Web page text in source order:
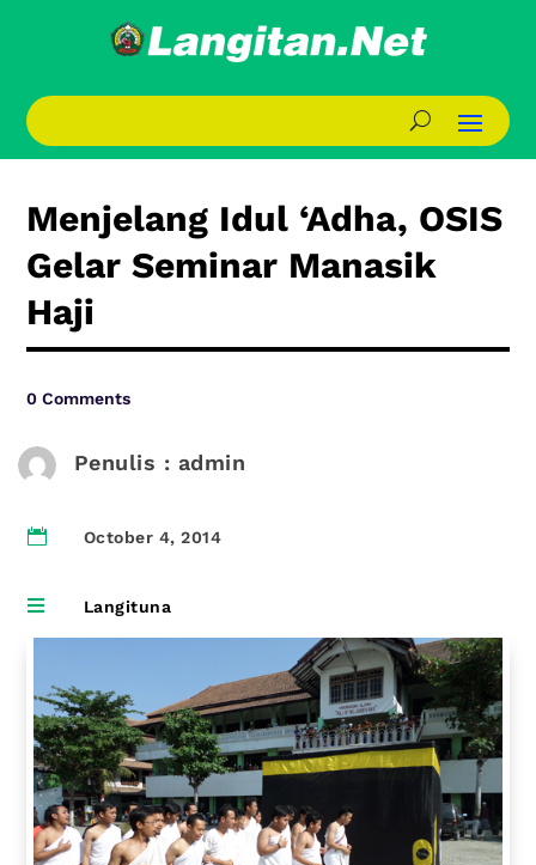
Menjelang Idul ‘Adha, OSIS
Gelar Seminar Manasik
Haji
0 Comments
Penulis : admin
 October 4, 2014
 Langituna